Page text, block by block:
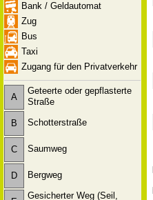
Bank / Geldautomat
Zug
Bus
Taxi
Zugang für den Privatverkehr
A
Geteerte oder gepflasterte
Straße
B Schotterstraße
C Saumweg
D Bergweg
Gesicherter Weg (Seil,